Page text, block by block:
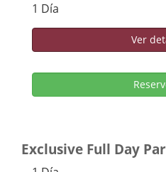
1 Día
Ver
Exclusive Full Day